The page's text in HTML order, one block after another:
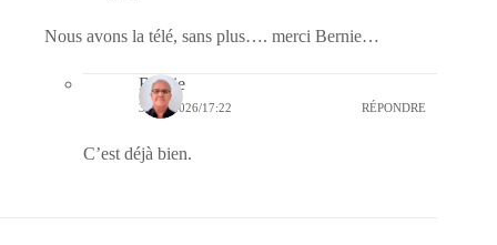
Nous avons la télé, sans plus…. merci Bernie…
Bernie
30/06/2026/17:22 RÉPONDRE
C’est déjà bien.